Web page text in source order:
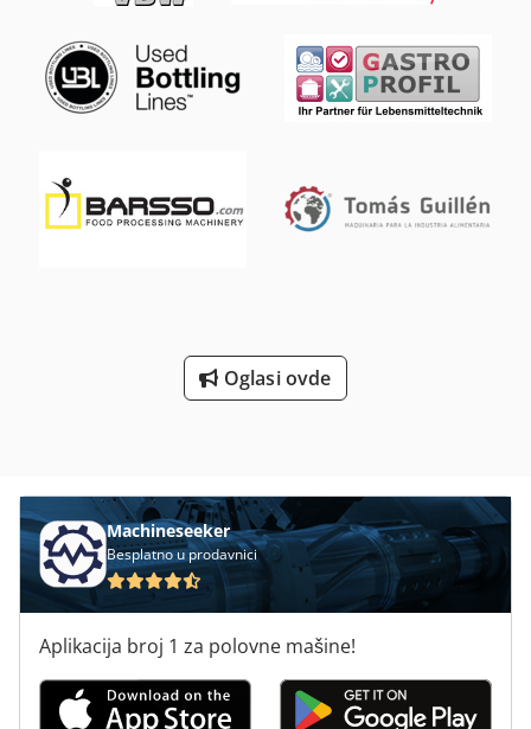
transport. Kompletna i originalna tehnička dokumentacija.
Oglasi ovde
Machineseeker
Besplatno u prodavnici
Aplikacija broj 1 za polovne mašine!